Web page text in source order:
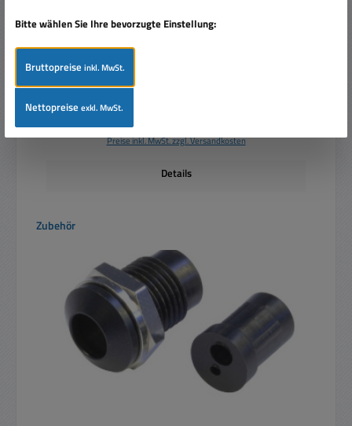
Preise inkl. MwSt. zzgl. Versandkosten
Details
Produktgalerie überspringen
Zubehör
Bitte wählen Sie Ihre bevorzugte Einstellung:
Bruttopreiseinkl. MwSt.
Nettopreiseexkl. MwSt.